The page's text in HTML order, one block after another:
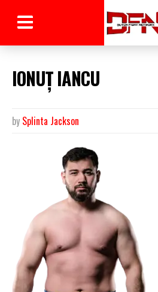
IONUȚ IANCU
by Splinta Jackson